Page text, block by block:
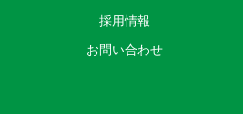
採用情報
お問い合わせ